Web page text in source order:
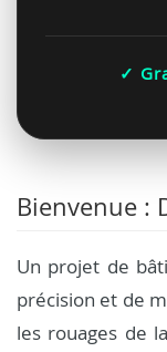
✓
Bienvenue :
Un projet de
précision et de
les rouages de la